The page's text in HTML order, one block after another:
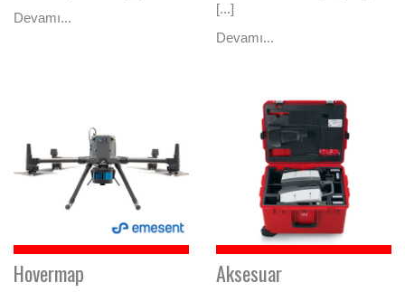
Devamı...
[...]
Devamı...
Hovermap Aksesuar